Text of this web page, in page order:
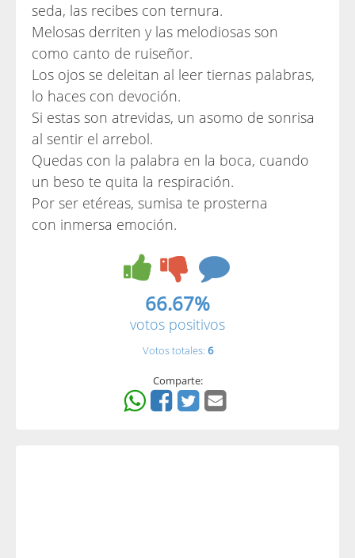
seda, las recibes con ternura.
Melosas derriten y las melodiosas son
como canto de ruiseñor.
Los ojos se deleitan al leer tiernas palabras,
lo haces con devoción.
Si estas son atrevidas, un asomo de sonrisa
al sentir el arrebol.
Quedas con la palabra en la boca, cuando
un beso te quita la respiración.
Por ser etéreas, sumisa te prosterna
con inmersa emoción.
66.67%
votos positivos
Votos totales: 6
Comparte: